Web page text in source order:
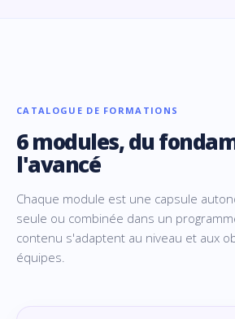
CATALOGUE DE FORMATIONS
6 modules, du
l'avancé
Chaque module est une capsule
seule ou combinée dans un
contenu s'adaptent au niveau et aux
équipes.